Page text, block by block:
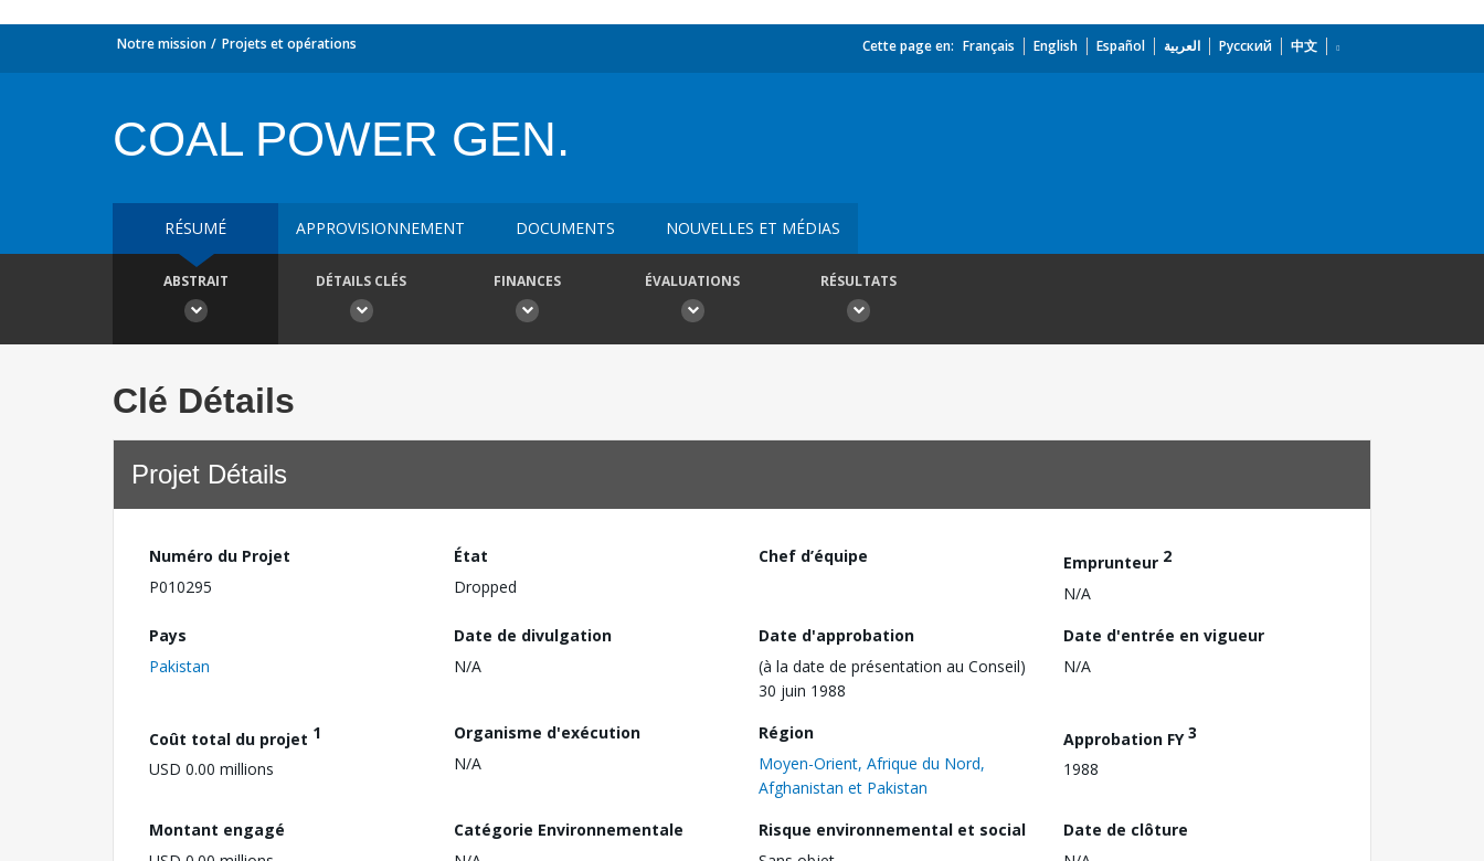
Notre mission Projets et opérations Cette page en: Français English Español العربية Русский 中文
COAL POWER GEN.
RÉSUMÉ APPROVISIONNEMENT DOCUMENTS NOUVELLES ET MÉDIAS
ABSTRAIT DÉTAILS CLÉS FINANCES ÉVALUATIONS RÉSULTATS
Clé Détails
Projet Détails
Numéro du Projet
P010295
État
Dropped
Chef d’équipe Emprunteur 2
N/A
Pays
Pakistan
Date de divulgation
N/A
Date d'approbation
(à la date de présentation au Conseil)
30 juin 1988
Date d'entrée en vigueur
N/A
Coût total du projet 1
USD 0.00 millions
Organisme d'exécution
N/A
Région
Moyen-Orient, Afrique du Nord,
Afghanistan et Pakistan
Approbation FY3
1988
Montant engagé
Catégorie Environnementale
Risque environnemental et social
Date de clôture